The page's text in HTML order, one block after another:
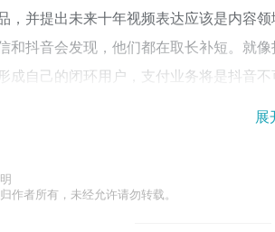
，并提出未来十年视频表达应该是内容
和抖音会发现，他们都在取长补短。就
成自己的闭环用户，支付业务将是抖音
关系链。张南说抖音的本质是“人”，抖音
的关系，”张南说。“比如有的店主不仅
于这些店主来说，他们不仅在抖音上重塑
展
作者所有，未经允许请勿转载。